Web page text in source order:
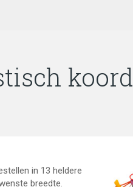
koord
in 13 heldere
breedte.